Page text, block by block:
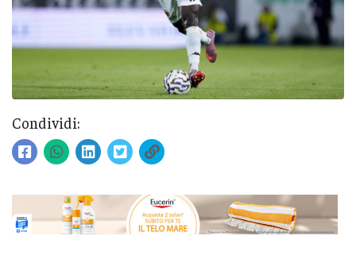
Condividi: